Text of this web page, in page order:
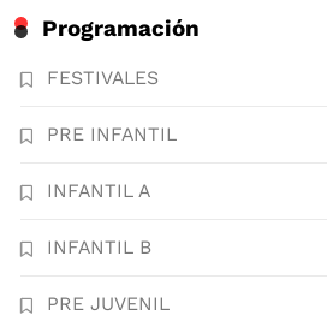
Programación
FESTIVALES
PRE INFANTIL
INFANTIL A
INFANTIL B
PRE JUVENIL